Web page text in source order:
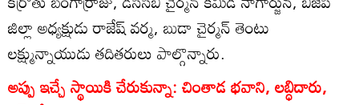
జిల్లా అధ్యక్షుడు రాజేష్‌ వర్మ, బుడా చైర్మన్‌ తెంటు
లక్ష్మున్నాయుడు తదితరులు పాల్గొన్నారు.
అప్పు ఇచ్చే స్థాయికి చేరుకున్నా: చింతాడ భవాని, లబ్ధిదారు,